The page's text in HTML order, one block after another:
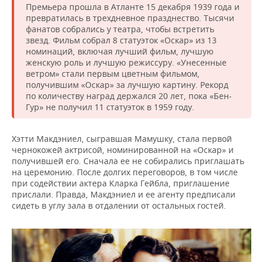
Премьера прошла в Атланте 15 декабря 1939 года и
превратилась в трехдневное празднество. Тысячи
фанатов собрались у театра, чтобы встретить
звезд. Фильм собрал 8 статуэток «Оскар» из 13
номинаций, включая лучший фильм, лучшую
женскую роль и лучшую режиссуру. «Унесенные
ветром» стали первым цветным фильмом,
получившим «Оскар» за лучшую картину. Рекорд
по количеству наград держался 20 лет, пока «Бен-
Гур» не получил 11 статуэток в 1959 году.
Хэтти Макдэниел, сыгравшая Мамушку, стала первой
чернокожей актрисой, номинированной на «Оскар» и
получившей его. Сначала ее не собирались приглашать
на церемонию. После долгих переговоров, в том числе
при содействии актера Кларка Гейбла, приглашение
прислали. Правда, Макдэниел и ее агенту предписали
сидеть в углу зала в отдалении от остальных гостей.